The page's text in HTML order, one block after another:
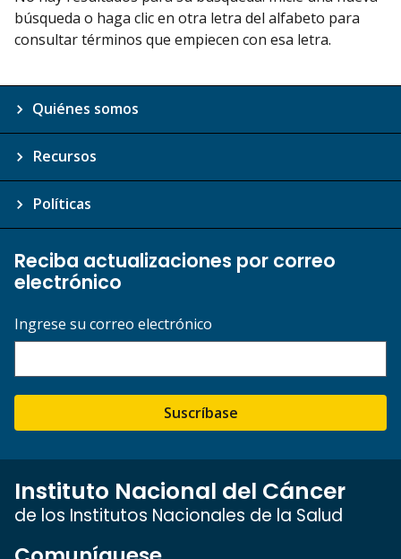
búsqueda o haga clic en otra letra del alfabeto para
consultar términos que empiecen con esa letra.
Quiénes somos
Recursos
Políticas
Reciba actualizaciones por correo
electrónico
Ingrese su correo electrónico
Suscríbase
Instituto Nacional del Cáncer
de los Institutos Nacionales de la Salud